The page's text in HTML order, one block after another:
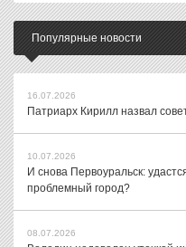
Популярные новости
16.07.2026
Патриарх Кирилл назвал
10.07.2026
И снова Первоуральск:
проблемный город?
08.07.2026